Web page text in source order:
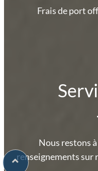
Frais de port
Nous restons
renseignements sur